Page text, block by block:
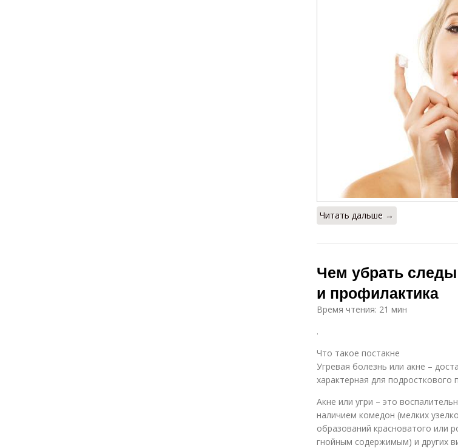
Читать дальше →
Чем убрать
и профилактика
Время чтения: 21 мин
.
Что такое постакне
Угревая болезнь или акне –
характерная для
Акне или угри – это
наличием комедон (мелких
образований красноватого или
гнойным содержимым) и других